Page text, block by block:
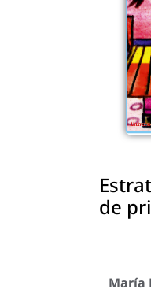
de
María